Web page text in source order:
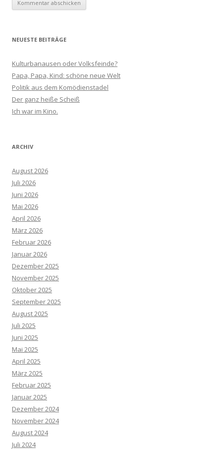
NEUESTE BEITRÄGE
Kulturbanausen oder Volksfeinde?
Papa, Papa, Kind: schöne neue Welt
Politik aus dem Komödienstadel
Der ganz heiße Scheiß
Ich war im Kino.
ARCHIV
August 2026
Juli 2026
Juni 2026
Mai 2026
April 2026
März 2026
Februar 2026
Januar 2026
Dezember 2025
November 2025
Oktober 2025
September 2025
August 2025
Juli 2025
Juni 2025
Mai 2025
April 2025
März 2025
Februar 2025
Januar 2025
Dezember 2024
November 2024
August 2024
Juli 2024